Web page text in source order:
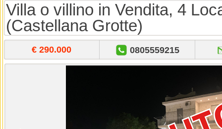
Villa o villino in Vendita, 4
(Castellana Grotte)
€ 290.000 0805559215